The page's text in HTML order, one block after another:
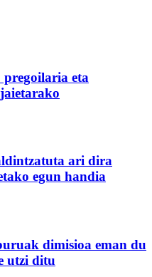
eta
ari dira
egun handia
dimisioa eman du
utzi ditu